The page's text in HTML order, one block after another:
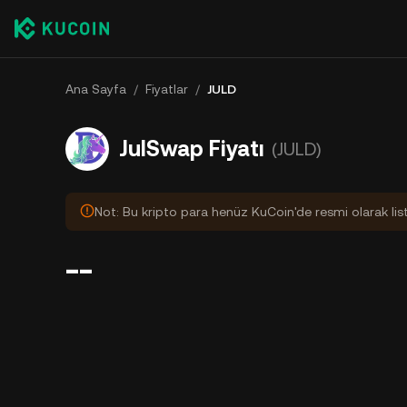
Ana Sayfa / Fiyatlar / JULD
JulSwap Fiyatı (JULD)
Not: Bu kripto para henüz KuCoin'de resmi olarak
--